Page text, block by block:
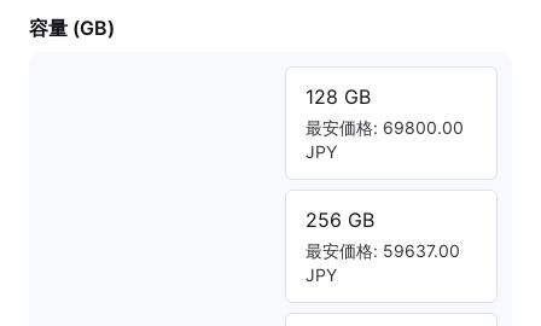
容量 (GB)
128 GB
最安価格: 69800.00
JPY
256 GB
最安価格: 59637.00
JPY